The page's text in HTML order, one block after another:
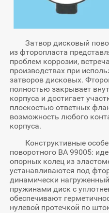
Затвор дисковый
из фторопласта
проблем коррозии,
производствах при
затворов дисковых.
полностью закрывает
корпуса и достигает
плоскостью ответных
возможность любого
корпуса.
Конструктивные
поворотного ВА 99005:
опорных колец из
устанавливаются под
динамичес­ки
пружинами диск с
обеспечивают
нулевой протечкой по